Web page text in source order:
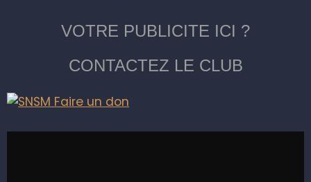
VOTRE PUBLICITE ICI ?
CONTACTEZ LE CLUB